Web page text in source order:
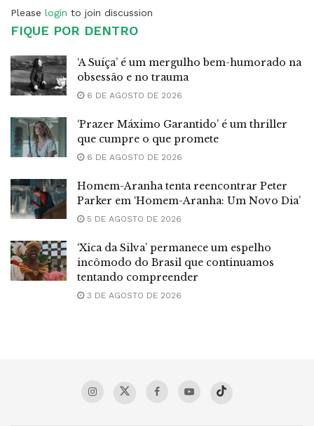
Please login to join discussion
FIQUE POR DENTRO
‘A Suíça’ é um mergulho bem-humorado na
obsessão e no trauma
6 DE AGOSTO DE 2026
‘Prazer Máximo Garantido’ é um thriller
que cumpre o que promete
6 DE AGOSTO DE 2026
Homem-Aranha tenta reencontrar Peter
Parker em ‘Homem-Aranha: Um Novo Dia’
5 DE AGOSTO DE 2026
‘Xica da Silva’ permanece um espelho
incômodo do Brasil que continuamos
tentando compreender
3 DE AGOSTO DE 2026